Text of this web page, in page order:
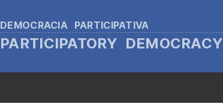
DEMOCRACIA PARTICIPATIVA
PARTICIPATORY DEMOCRACY